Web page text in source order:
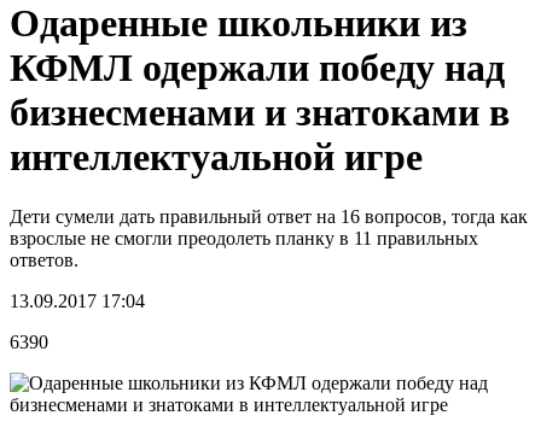
Одаренные школьники из
КФМЛ одержали победу над
бизнесменами и знатоками в
интеллектуальной игре
Дети сумели дать правильный ответ на 16 вопросов, тогда как
взрослые не смогли преодолеть планку в 11 правильных
ответов.
13.09.2017 17:04
6390